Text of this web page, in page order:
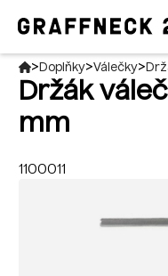
>Doplňky>Válečky>
Držák
mm
1100011